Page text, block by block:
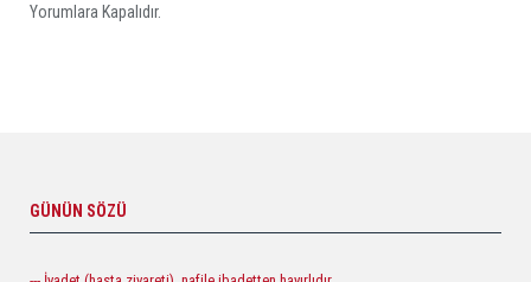
Yorumlara Kapalıdır.
GÜNÜN SÖZÜ